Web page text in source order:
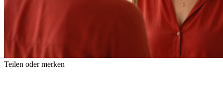
Teilen oder merken